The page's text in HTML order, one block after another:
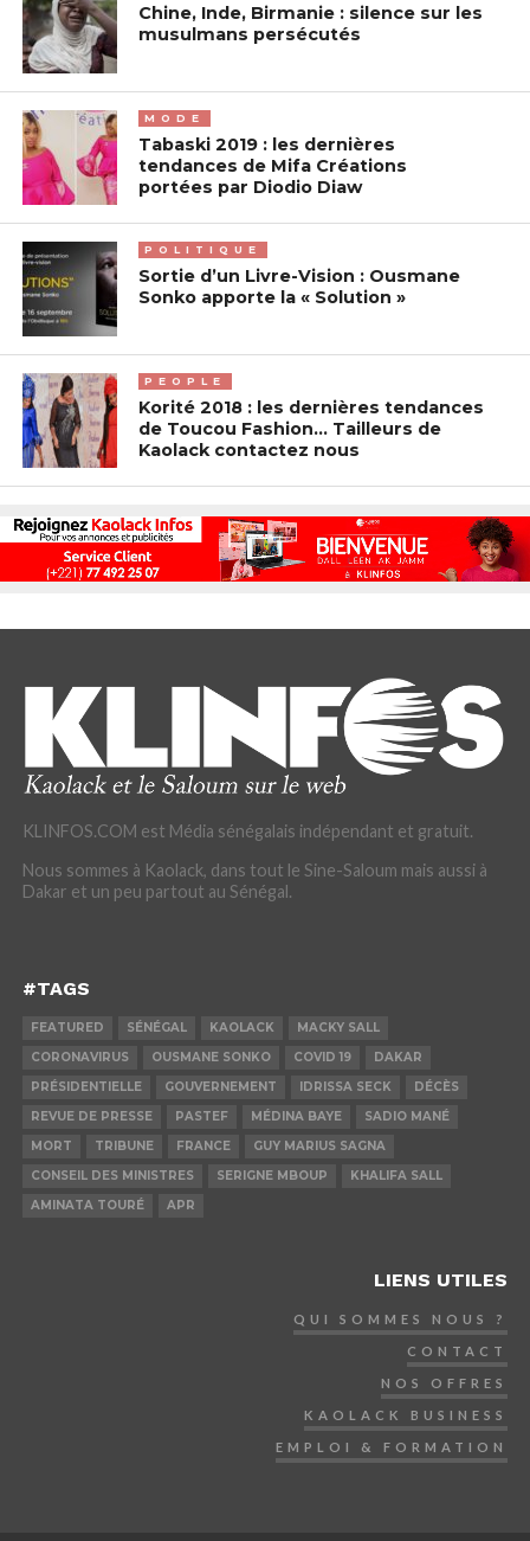
Chine, Inde, Birmanie : silence sur les
musulmans persécutés
MODE
Tabaski 2019 : les dernières
tendances de Mifa Créations
portées par Diodio Diaw
POLITIQUE
Sortie d’un Livre-Vision : Ousmane
Sonko apporte la « Solution »
PEOPLE
Korité 2018 : les dernières tendances
de Toucou Fashion… Tailleurs de
Kaolack contactez nous
KLINFOS.COM est Média sénégalais indépendant et gratuit.
Nous sommes à Kaolack, dans tout le Sine-Saloum mais aussi à
Dakar et un peu partout au Sénégal.
#TAGS
FEATURED SÉNÉGAL KAOLACK
MACKY SALL
CORONAVIRUS
OUSMANE SONKO COVID 19
DAKAR
PRÉSIDENTIELLE
GOUVERNEMENT IDRISSA SECK
DÉCÈS
REVUE DE PRESSE
PASTEF MÉDINA BAYE
SADIO MANÉ
MORT
TRIBUNE FRANCE
GUY MARIUS SAGNA
CONSEIL DES MINISTRES
SERIGNE MBOUP
KHALIFA SALL
AMINATA TOURÉ
APR
LIENS UTILES
QUI SOMMES NOUS ?
CONTACT
NOS OFFRES
KAOLACK BUSINESS
EMPLOI & FORMATION